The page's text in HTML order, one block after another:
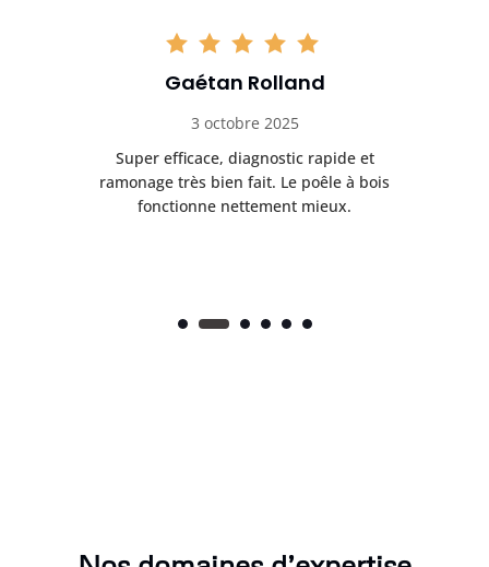
Gaétan Rolland
3 octobre 2025
Super efficace, diagnostic rapide et
ramonage très bien fait. Le poêle à bois
fonctionne nettement mieux.